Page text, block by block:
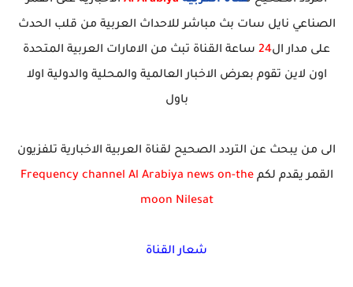
الصناعي نايل سات بث مباشر للاحداث العربية من قلب الحدث
على مدار ال24 ساعة القناة تبث من الامارات العربية المتحدة
اون لاين تقوم بعرض الاخبار العالمية والمحلية والدولية اولا
باول
الى من يبحث عن التردد الصحيح لقناة العربية الاخبارية تلفزيون
القمر يقدم لكمFrequency channel Al Arabiya news on-the
moon Nilesat
شعار القناة